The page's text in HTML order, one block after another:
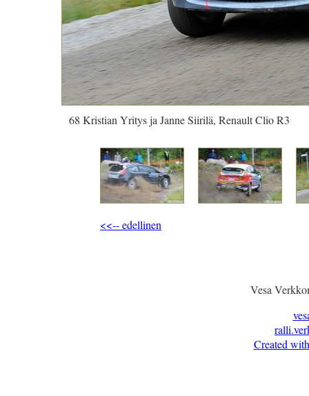
68 Kristian Yritys ja Janne Siirilä, Renault Clio R3
<<-- edellinen
Vesa
Created